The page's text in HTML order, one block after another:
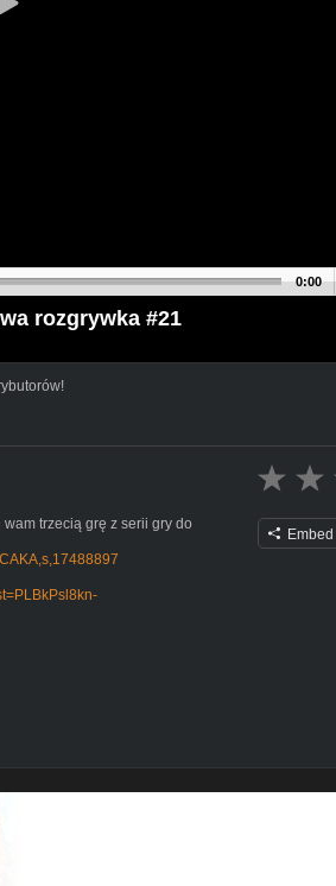
0:00
rozgrywka #21
trzecią grę z serii gry do
Embed